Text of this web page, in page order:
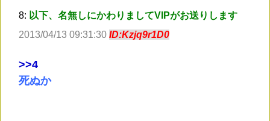
8: 以下、名無しにかわりましてVIPがお送りします
2013/04/13 09:31:30 ID:Kzjq9r1D0
>>4
死ぬか